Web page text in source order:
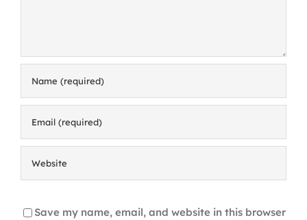
Save my name, email, and website in this browser